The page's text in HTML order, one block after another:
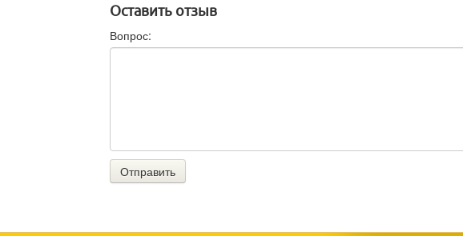
Оставить отзыв
Вопрос:
Отправить